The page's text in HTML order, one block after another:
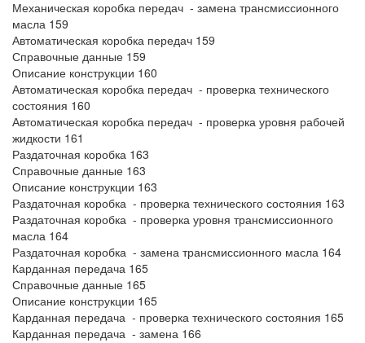
Механическая коробка передач - замена трансмиссионного
масла 159
Автоматическая коробка передач 159
Справочные данные 159
Описание конструкции 160
Автоматическая коробка передач - проверка технического
состояния 160
Автоматическая коробка передач - проверка уровня рабочей
жидкости 161
Раздаточная коробка 163
Справочные данные 163
Описание конструкции 163
Раздаточная коробка - проверка технического состояния 163
Раздаточная коробка - проверка уровня трансмиссионного
масла 164
Раздаточная коробка - замена трансмиссионного масла 164
Карданная передача 165
Справочные данные 165
Описание конструкции 165
Карданная передача - проверка технического состояния 165
Карданная передача - замена 166